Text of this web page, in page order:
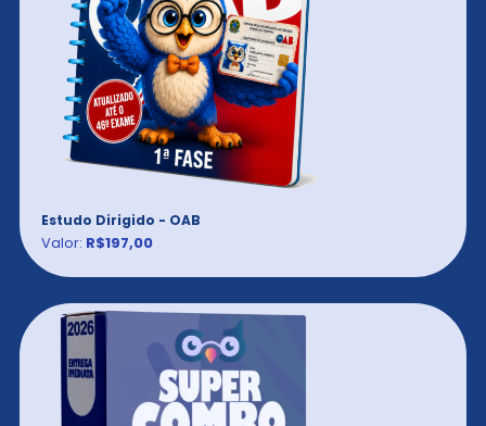
Estudo Dirigido - OAB
Valor: R$197,00